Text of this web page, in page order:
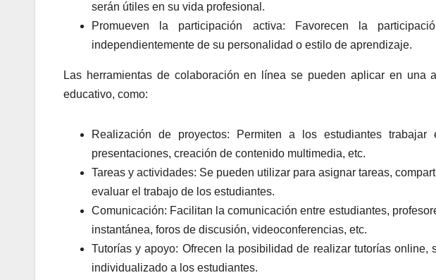
serán útiles en su vida profesional.
Promueven la participación activa: Favorecen la
independientemente de su personalidad o estilo de aprendizaje.
Las herramientas de colaboración en línea se pueden aplicar en una
educativo, como:
Realización de proyectos: Permiten a los estudiantes
presentaciones, creación de contenido multimedia, etc.
Tareas y actividades: Se pueden utilizar para asignar tareas,
evaluar el trabajo de los estudiantes.
Comunicación: Facilitan la comunicación entre estudiantes,
instantánea, foros de discusión, videoconferencias, etc.
Tutorías y apoyo: Ofrecen la posibilidad de realizar tutorías online,
individualizado a los estudiantes.